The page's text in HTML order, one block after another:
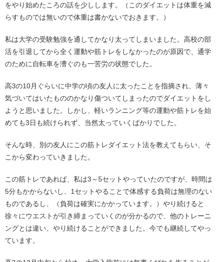
をやり始めたころの話を少しします。（このダイエットは体重を減
らすものでは無いので体重は書かないでおきます。）
私は大学の受験勉強を通してかなり太ってしまいました。高校の部
活を引退してから全く運動や筋トレをしなかったのが原因で、通学
のために自転車を漕ぐのも一苦労の状態でした。
高3の10月ぐらいに中学の頃の友人に太ったことを指摘され、薄々
気づいてはいたもののかなり傷ついてしまったのでダイエットをし
ようと思いました。しかし、軽いランニング等の運動や筋トレを始
めても3日も続けられず、当然太っていくばかりでした。
そんな時、別の友人にこの筋トレダイエット法を教えてもらい、そ
こから変わっていきました。
この筋トレであれば、私は3～5セットやっていたのですが、時間は
5分もかからないし、1セットやることで体感する負荷は無理のない
ものであるし、（負荷は確実にかかっています。）やり続けると
徐々にウエストが引き締まっていくのが分かるので、他のトレーニ
ングとは違い、やり続けることができました。今でも継続してやっ
ています。